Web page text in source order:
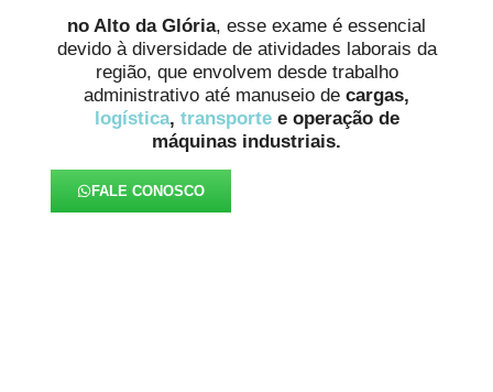
no Alto da Glória, esse exame é essencial
devido à diversidade de atividades laborais da
região, que envolvem desde trabalho
administrativo até manuseio de cargas,
logística, transportee operação de
máquinas industriais.
FALE CONOSCO